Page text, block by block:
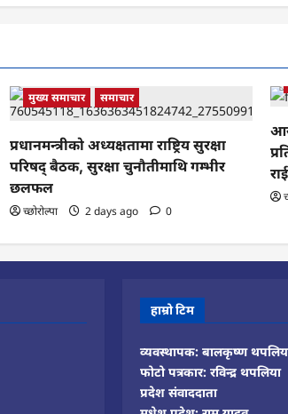
मुख्य समाचार समाचार
प्रधानमन्त्रीको अध्यक्षतामा राष्ट्रिय सुरक्षा
परिषद् बैठक, सुरक्षा चुनौतीमाथि गम्भीर
छलफल
च्छोरोल्पा 2 days ago 0
हाम्रो टिम
व्यवस्थापक: बालकृष्ण
फोटो पत्रकार: रविन्द्र थपलिया
प्रदेश संवाददाता